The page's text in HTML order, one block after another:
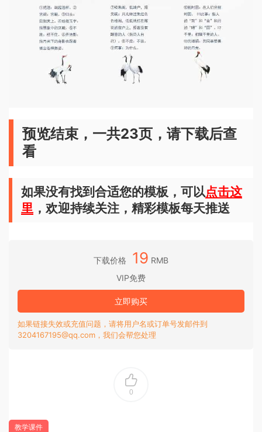
预览结束，一共23页，请下载后查
看
如果没有找到合适您的模板，可以点击这
里 ，欢迎持续关注，精彩模板每天推送
下载价格 19 RMB
VIP免费
立即购买
如果链接失效或充值问题，请将用户名或订单号发邮件到
3204167195@qq.com，我们会帮您处理
0
教学课件